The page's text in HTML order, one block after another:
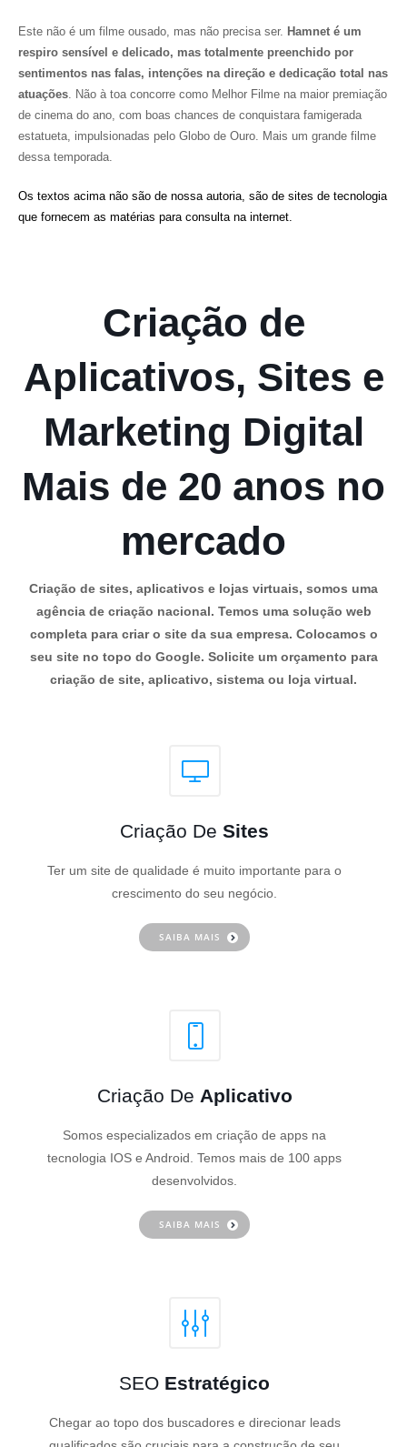
Este não é um filme ousado, mas não precisa ser. Hamnet é um
respiro sensível e delicado, mas totalmente preenchido por
sentimentos nas falas, intenções na direção e dedicação total nas
atuações. Não à toa concorre como Melhor Filme na maior premiação
de cinema do ano, com boas chances de conquistara famigerada
estatueta, impulsionadas pelo Globo de Ouro. Mais um grande filme
dessa temporada.
Os textos acima não são de nossa autoria, são de sites de tecnologia
que fornecem as matérias para consulta na internet.
Criação de
Aplicativos, Sites e
Marketing Digital
Mais de 20 anos no
mercado
Criação de sites, aplicativos e lojas virtuais, somos uma
agência de criação nacional. Temos uma solução web
completa para criar o site da sua empresa. Colocamos o
seu site no topo do Google. Solicite um orçamento para
criação de site, aplicativo, sistema ou loja virtual.
Criação De Sites
Ter um site de qualidade é muito importante para o
crescimento do seu negócio.
SAIBA MAIS
Criação De Aplicativo
Somos especializados em criação de apps na
tecnologia IOS e Android. Temos mais de 100 apps
desenvolvidos.
SAIBA MAIS
SEO Estratégico
Chegar ao topo dos buscadores e direcionar leads